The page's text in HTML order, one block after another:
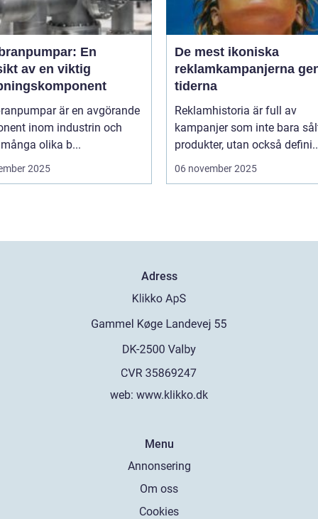
En
av en viktig
är en avgörande
inom industrin och
olika b...
2025
De mest ikoniska
reklamkampanjerna
tiderna
Reklamhistoria är full av
kampanjer som inte bara
produkter, utan också
06 november 2025
Adress
web: www.klikko.dk
Menu
Annonsering
Om oss
Cookies